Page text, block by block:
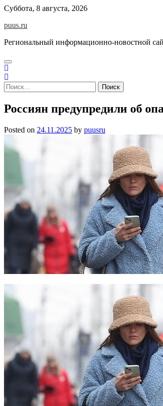
Skip
content
Суббота, 8 августа, 2026
puus.ru
Региональный информационно-новостной
Найти:
Россиян предупредили об
Posted on 24.11.2025 by puusru